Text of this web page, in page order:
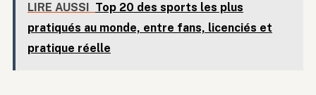
LIRE AUSSI
Top 20 des sports les plus
pratiqués au monde, entre fans, licenciés et
pratique réelle